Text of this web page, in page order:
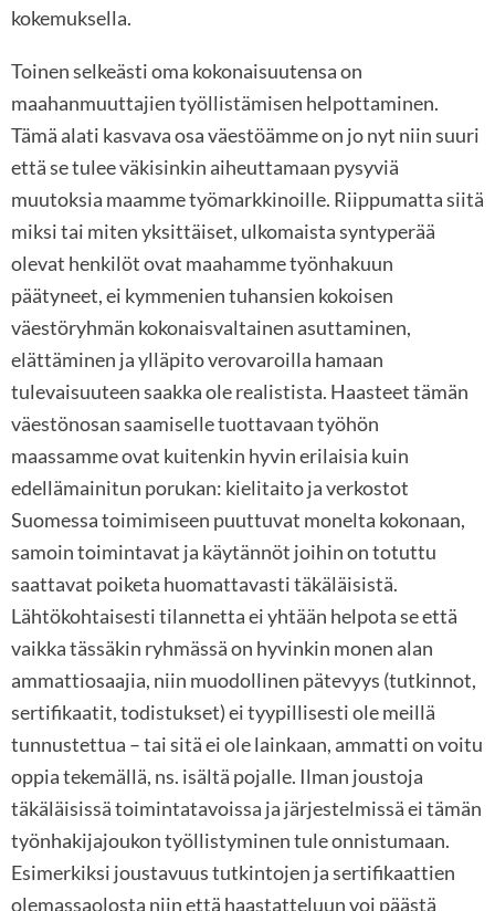
kokemuksella.
Toinen selkeästi oma kokonaisuutensa on
maahanmuuttajien työllistämisen helpottaminen.
Tämä alati kasvava osa väestöämme on jo nyt niin suuri
että se tulee väkisinkin aiheuttamaan pysyviä
muutoksia maamme työmarkkinoille. Riippumatta siitä
miksi tai miten yksittäiset, ulkomaista syntyperää
olevat henkilöt ovat maahamme työnhakuun
päätyneet, ei kymmenien tuhansien kokoisen
väestöryhmän kokonaisvaltainen asuttaminen,
elättäminen ja ylläpito verovaroilla hamaan
tulevaisuuteen saakka ole realistista. Haasteet tämän
väestönosan saamiselle tuottavaan työhön
maassamme ovat kuitenkin hyvin erilaisia kuin
edellämainitun porukan: kielitaito ja verkostot
Suomessa toimimiseen puuttuvat monelta kokonaan,
samoin toimintavat ja käytännöt joihin on totuttu
saattavat poiketa huomattavasti täkäläisistä.
Lähtökohtaisesti tilannetta ei yhtään helpota se että
vaikka tässäkin ryhmässä on hyvinkin monen alan
ammattiosaajia, niin muodollinen pätevyys (tutkinnot,
sertifikaatit, todistukset) ei tyypillisesti ole meillä
tunnustettua – tai sitä ei ole lainkaan, ammatti on voitu
oppia tekemällä, ns. isältä pojalle. Ilman joustoja
täkäläisissä toimintatavoissa ja järjestelmissä ei tämän
työnhakijajoukon työllistyminen tule onnistumaan.
Esimerkiksi joustavuus tutkintojen ja sertifikaattien
olemassaolosta niin että haastatteluun voi päästä